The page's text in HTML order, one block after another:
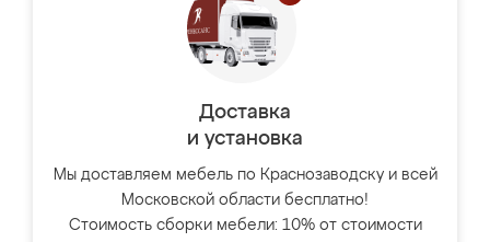
Доставка
и установка
Мы доставляем мебель по Краснозаводску и всей
Московской области бесплатно!
Стоимость сборки мебели: 10% от стоимости